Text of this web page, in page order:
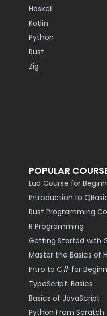
Haskell
Kotlin
Python
Rust
Zig
POPULAR
Lua Course for
Introduction to
Rust Programming
R Programming
Getting Started with
Master the Basics of
Intro to C# for
TypeScript: Basics
Basics of JavaScript
Python From Scratch